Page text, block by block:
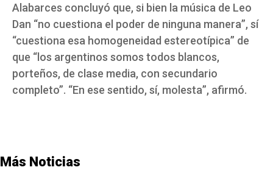
Alabarces concluyó que, si bien la música de Leo
Dan “no cuestiona el poder de ninguna manera”, sí
“cuestiona esa homogeneidad estereotípica” de
que “los argentinos somos todos blancos,
porteños, de clase media, con secundario
completo”. “En ese sentido, sí, molesta”, afirmó.
Más Noticias